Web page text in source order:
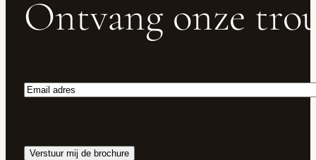
Ontvang onze
Email
Verstuur mij de brochure